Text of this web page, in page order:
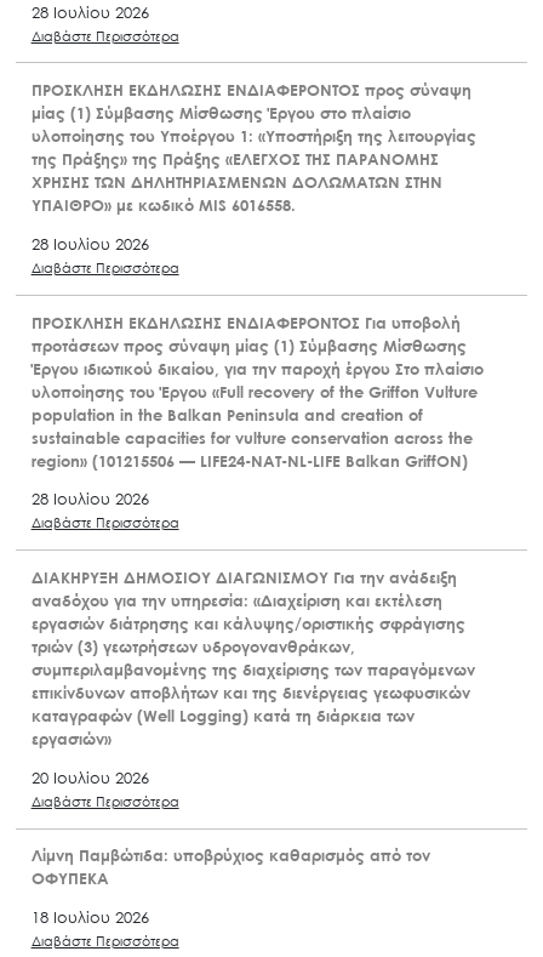
28 Ιουλίου 2026
Διαβάστε Περισσότερα
ΠΡΟΣΚΛΗΣΗ ΕΚΔΗΛΩΣΗΣ ΕΝΔΙΑΦΕΡΟΝΤΟΣ προς σύναψη
μίας (1) Σύμβασης Μίσθωσης Έργου στο πλαίσιο
υλοποίησης του Υποέργου 1: «Υποστήριξη της λειτουργίας
της Πράξης» της Πράξης «ΕΛΕΓΧΟΣ ΤΗΣ ΠΑΡΑΝΟΜΗΣ
ΧΡΗΣΗΣ ΤΩΝ ΔΗΛΗΤΗΡΙΑΣΜΕΝΩΝ ΔΟΛΩΜΑΤΩΝ ΣΤΗΝ
ΥΠΑΙΘΡΟ» με κωδικό MIS 6016558.
28 Ιουλίου 2026
Διαβάστε Περισσότερα
ΠΡΟΣΚΛΗΣΗ ΕΚΔΗΛΩΣΗΣ ΕΝΔΙΑΦΕΡΟΝΤΟΣ Για υποβολή
προτάσεων προς σύναψη μίας (1) Σύμβασης Μίσθωσης
Έργου ιδιωτικού δικαίου, για την παροχή έργου Στο πλαίσιο
υλοποίησης του Έργου «Full recovery of the Griffon Vulture
population in the Balkan Peninsula and creation of
sustainable capacities for vulture conservation across the
region» (101215506 — LIFE24-NAT-NL-LIFE Balkan GriffON)
28 Ιουλίου 2026
Διαβάστε Περισσότερα
ΔΙΑΚΗΡΥΞΗ ΔΗΜΟΣΙΟΥ ΔΙΑΓΩΝΙΣΜΟΥ Για την ανάδειξη
αναδόχου για την υπηρεσία: «Διαχείριση και εκτέλεση
εργασιών διάτρησης και κάλυψης/οριστικής σφράγισης
τριών (3) γεωτρήσεων υδρογονανθράκων,
συμπεριλαμβανομένης της διαχείρισης των παραγόμενων
επικίνδυνων αποβλήτων και της διενέργειας γεωφυσικών
καταγραφών (Well Logging) κατά τη διάρκεια των
εργασιών»
20 Ιουλίου 2026
Διαβάστε Περισσότερα
Λίμνη Παμβώτιδα: υποβρύχιος καθαρισμός από τον
ΟΦΥΠΕΚΑ
18 Ιουλίου 2026
Διαβάστε Περισσότερα